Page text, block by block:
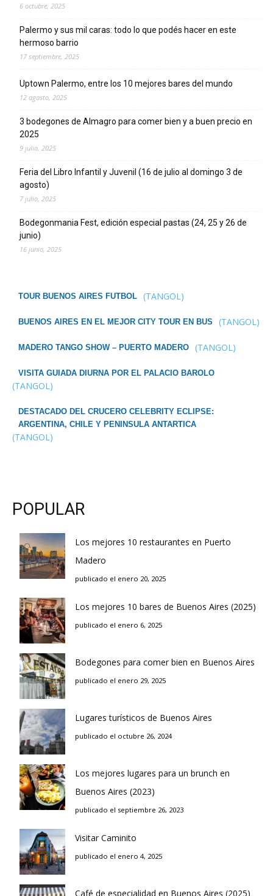
6 octubre, 2025
Palermo y sus mil caras: todo lo que podés hacer en este
hermoso barrio
17 septiembre, 2025
Uptown Palermo, entre los 10 mejores bares del mundo
12 agosto, 2025
3 bodegones de Almagro para comer bien y a buen precio en
2025
9 julio, 2025
Feria del Libro Infantil y Juvenil (16 de julio al domingo 3 de
agosto)
7 julio, 2025
Bodegonmania Fest, edición especial pastas (24, 25 y 26 de
junio)
16 junio, 2025
TOUR BUENOS AIRES FUTBOL (TANGOL)
BUENOS AIRES EN EL MEJOR CITY TOUR EN BUS (TANGOL)
MADERO TANGO SHOW – PUERTO MADERO (TANGOL)
VISITA GUIADA DIURNA POR EL PALACIO BAROLO
(TANGOL)
DESTACADO DEL CRUCERO CELEBRITY ECLIPSE:
ARGENTINA, CHILE Y PENINSULA ANTARTICA
(TANGOL)
POPULAR
Los mejores 10 restaurantes en Puerto
Madero
publicado el enero 20, 2025
Los mejores 10 bares de Buenos Aires (2025)
publicado el enero 6, 2025
Bodegones para comer bien en Buenos Aires
publicado el enero 29, 2025
Lugares turísticos de Buenos Aires
publicado el octubre 26, 2024
Los mejores lugares para un brunch en
Buenos Aires (2023)
publicado el septiembre 26, 2023
Visitar Caminito
publicado el enero 4, 2025
Café de especialidad en Buenos Aires (2025)